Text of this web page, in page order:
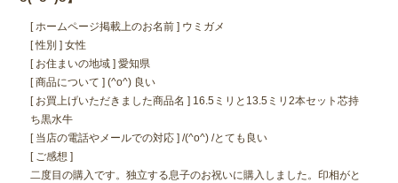
[ ホームページ掲載上のお名前 ] ウミガメ
[ 性別 ] 女性
[ お住まいの地域 ] 愛知県
[ 商品について ] (^o^) 良い
[ お買上げいただきました商品名 ] 16.5ミリと13.5ミリ2本セット芯持
ち黒水牛
[ 当店の電話やメールでの対応 ] /(^o^) /とても良い
[ ご感想 ]
二度目の購入です。独立する息子のお祝いに購入しました。印相がと